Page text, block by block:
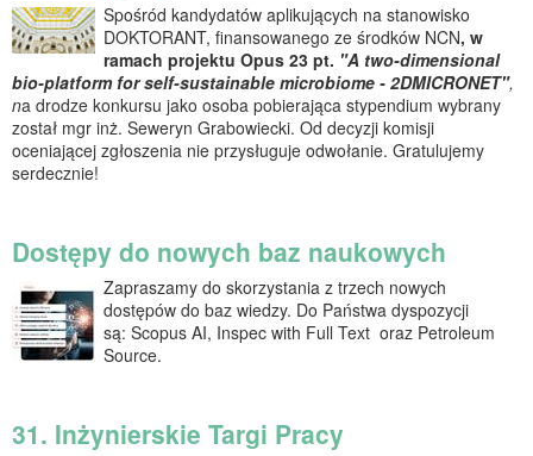
Spośród kandydatów aplikujących na stanowisko
DOKTORANT, finansowanego ze środków NCN, w
ramach projektu Opus 23 pt. "A two-dimensional
bio-platform for self-sustainable microbiome - 2DMICRONET",
na drodze konkursu jako osoba pobierająca stypendium wybrany
został mgr inż. Seweryn Grabowiecki. Od decyzji komisji
oceniającej zgłoszenia nie przysługuje odwołanie. Gratulujemy
serdecznie!
Dostępy do nowych baz naukowych
Zapraszamy do skorzystania z trzech nowych
dostępów do baz wiedzy. Do Państwa dyspozycji
są: Scopus AI, Inspec with Full Text oraz Petroleum
Source.
31. Inżynierskie Targi Pracy